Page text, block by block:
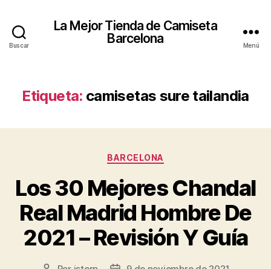
Buscar
La Mejor Tienda de Camiseta
Barcelona
Menú
Etiqueta: camisetas sure tailandia
Categorías
BARCELONA
Los 30 Mejores Chandal
Real Madrid Hombre De
2021 – Revisión Y Guía